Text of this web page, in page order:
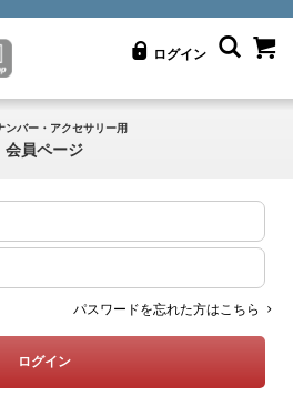
ログイン
ンバー・アクセサリー用
会員ページ
パスワードを忘れた方はこちら